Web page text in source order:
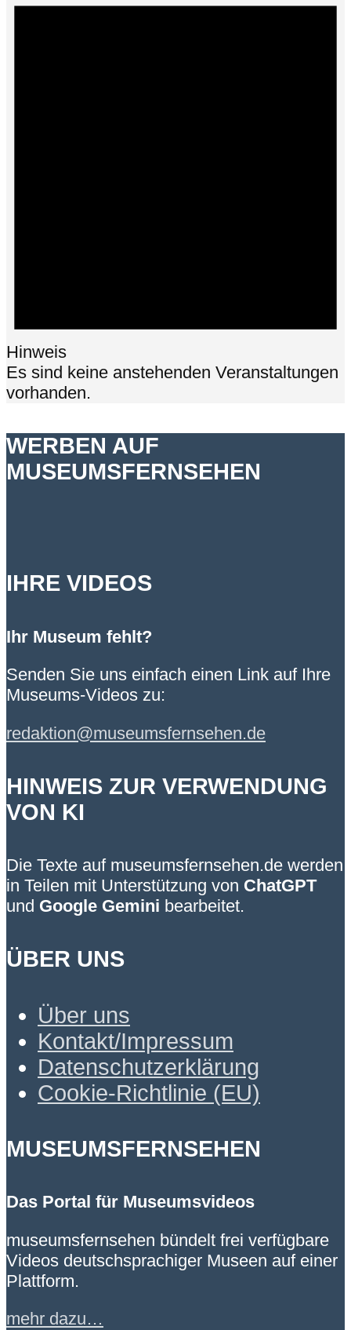
Hinweis
Es sind keine anstehenden Veranstaltungen
vorhanden.
WERBEN AUF
MUSEUMSFERNSEHEN
IHRE VIDEOS
Ihr Museum fehlt?
Senden Sie uns einfach einen Link auf Ihre
Museums-Videos zu:
redaktion@museumsfernsehen.de
HINWEIS ZUR VERWENDUNG
VON KI
Die Texte auf museumsfernsehen.de werden
in Teilen mit Unterstützung von ChatGPT
und Google Gemini bearbeitet.
ÜBER UNS
Über uns
Kontakt/Impressum
Datenschutzerklärung
Cookie-Richtlinie (EU)
MUSEUMSFERNSEHEN
Das Portal für Museumsvideos
museumsfernsehen bündelt frei verfügbare
Videos deutschsprachiger Museen auf einer
Plattform.
mehr dazu…